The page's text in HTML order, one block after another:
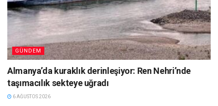
GÜNDEM
Almanya’da kuraklık derinleşiyor: Ren Nehri’nde
taşımacılık sekteye uğradı
6 AĞUSTOS 2026